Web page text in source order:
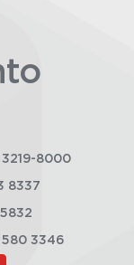
3219-8000
8337
3346